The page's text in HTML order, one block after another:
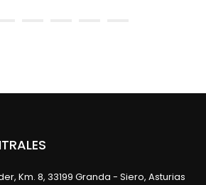
Km. 8, 33199 Granda - Siero, Asturias